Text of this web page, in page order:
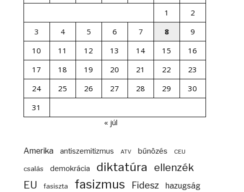
1
2
3
4 5 6 7 8
9
10
11 12 13 14 15
16
17
18 19 20 21 22
23
24
25 26 27 28 29
30
31
« júl
Amerika antiszemitizmus ATV bűnözés CEU
csalás demokrácia diktatúra ellenzék
EU fasiszta fasizmus Fidesz hazugság